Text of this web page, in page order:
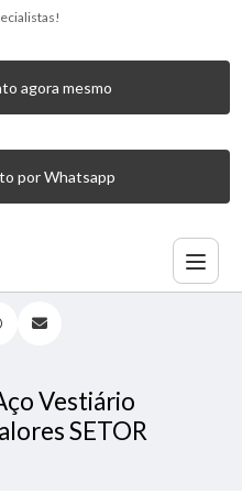
agora mesmo
por Whatsapp
DE AÇO VESTIÁRIO ACADEMIA 12
Vestiário
SETOR